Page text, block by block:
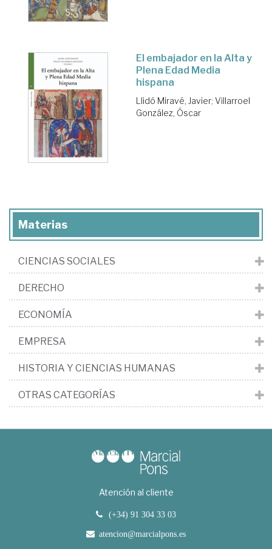
El embajador en la Alta y
Plena Edad Media
hispana
Llidó Miravé, Javier; Villarroel
González, Óscar
Materias
CIENCIAS SOCIALES
DERECHO
ECONOMÍA
EMPRESA
HISTORIA Y CIENCIAS HUMANAS
OTRAS CATEGORÍAS
Atención al cliente
(+34) 91 304 33 03
atencion@marcialpons.es